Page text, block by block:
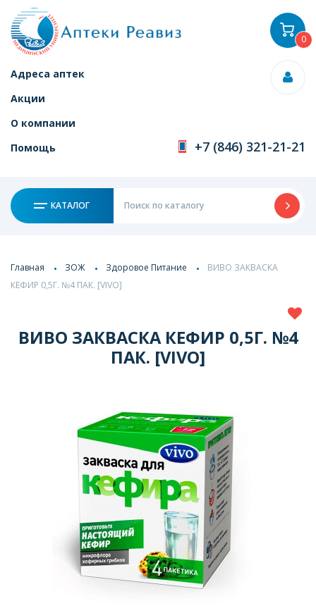
Адреса аптек
Акции
О компании
Помощь
+7 (846) 321-21-21
КАТАЛОГ
0
Главная ЗОЖ Здоровое Питание
ВИВО ЗАКВАСКА
КЕФИР 0,5Г. №4 ПАК. [VIVO]
ВИВО ЗАКВАСКА КЕФИР 0,5Г. №4
ПАК. [VIVO]